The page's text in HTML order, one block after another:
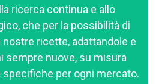
ricerca continua e allo
che per la possibilità di
ricette, adattandole e
sempre nuove, su misura
specifiche per ogni mercato.